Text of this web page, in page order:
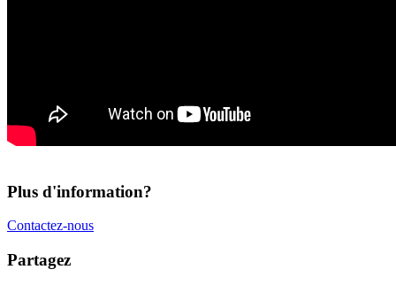
Plus d'information?
Contactez-nous
Partagez